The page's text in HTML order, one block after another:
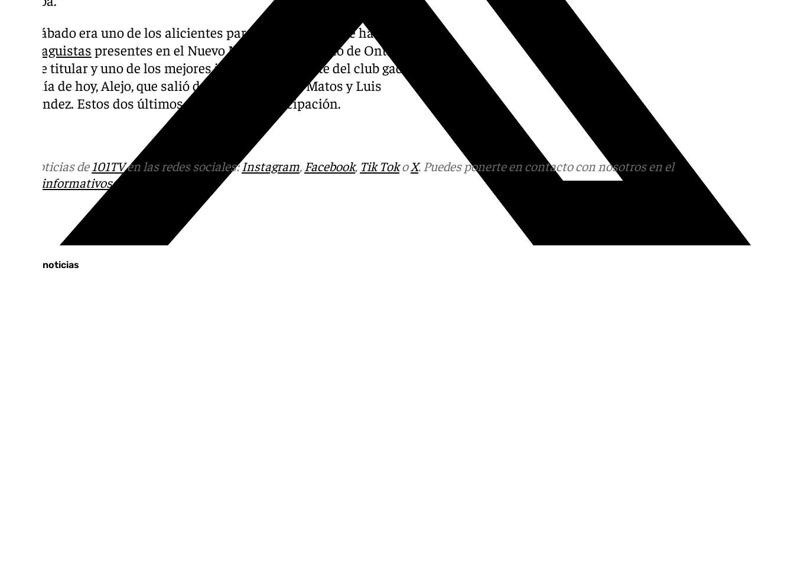
Este sábado era uno de los alicientes para el choque, donde había cuatro
exmalaguistas presentes en el Nuevo Mirandilla. Se trató de Ontiveros,
que fue titular y uno de los mejores jugadores por parte del club gaditano
en el día de hoy, Alejo, que salió desde el banquillo, Matos y Luis
Hernández. Estos dos últimos no tuvieron participación.
Más noticias de 101TVen las redes sociales:Instagram, Facebook, Tik TokoX. Puedes ponerte en contacto con nosotros en el
informativos@101tv.es
Últimas noticias